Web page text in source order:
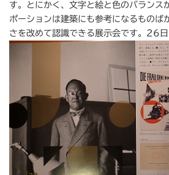
す。とにかく、文字と絵と色のバランス
ポーションは建築にも参考になるものば
さを改めて認識できる展示会です。26